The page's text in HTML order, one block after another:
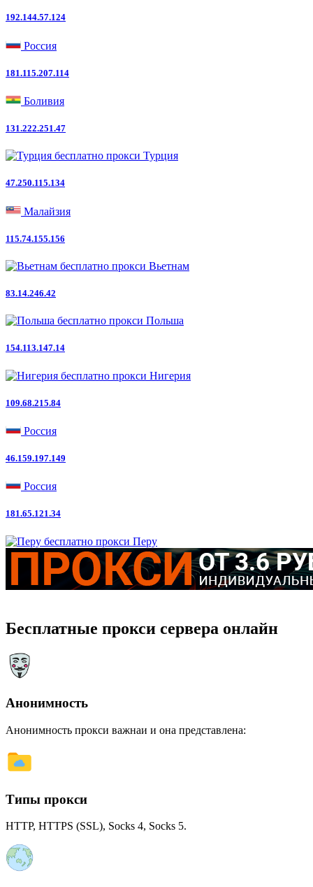
192.144.57.124
Россия
181.115.207.114
Боливия
131.222.251.47
Турция
47.250.115.134
Малайзия
115.74.155.156
Вьетнам
83.14.246.42
Польша
154.113.147.14
Нигерия
109.68.215.84
Россия
46.159.197.149
Россия
181.65.121.34
Перу
Бесплатные прокси сервера онлайн
Анонимность
Анонимность прокси важнаи и она представлена:
Типы прокси
HTTP, HTTPS (SSL), Socks 4, Socks 5.